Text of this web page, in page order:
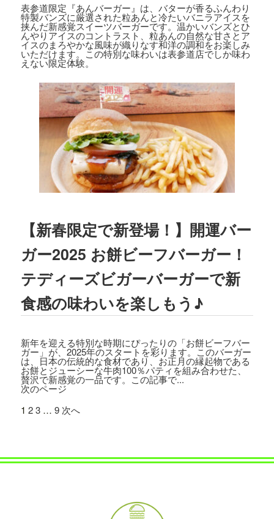
スターバーガー宅配セット」が紹介され
ました。
2023.07.07
集英社「メンズノンノ ８・９月合併号
参道店が紹介されました。
2023.06.22
フジテレビ「VS魂」にて、TEDDY'S BIG
GER BURGERS表参道店の「ギガモンス
ターバーガー」が紹介されました。
2023.03.01
TBSテレビ「プチブランチ」にて、TED
されました。
2022.09.21
主婦と生活社「JUNON 2022年11月号」
にて、TEDDY'S BIGGER BURGERSの
「メガモンスターバーガー」などが紹介
されました。
日之出出版「Fine 2022年10月号 」にて、
テディーズビガーバーガー原宿表参道店
が紹介されました。
2022.09.02
9/7から9/12まで、大丸札幌店＜アロ！ハ
ワイ！モール＞に、TEDDY'S BIGGER B
2022.07.21
表参道限定『あんバーガー』は、バターが香るふんわり
特製バンズに厳選された粒あんと冷たいバニラアイスを
挟んだ新感覚スイーツバーガーです。温かいバンズとひ
んやりアイスのコントラスト、粒あんの自然な甘さとア
イスのまろやかな風味が織りなす和洋の調和をお楽しみ
いただけます。この特別な味わいは表参道店でしか味わ
えない限定体験。
【新春限定で新登場！】開運バー
ガー2025 お餅ビーフバーガー！
テディーズビガーバーガーで新
食感の味わいを楽しもう♪
新年を迎える特別な時期にぴったりの「お餅ビーフバー
ガー」が、2025年のスタートを彩ります。このバーガー
は、日本の伝統的な食材であり、お正月の縁起物である
お餅とジューシーな牛肉100％パティを組み合わせた、
贅沢で新感覚の一品です。この記事で...
次のページ
1 2 3 … 9 次へ